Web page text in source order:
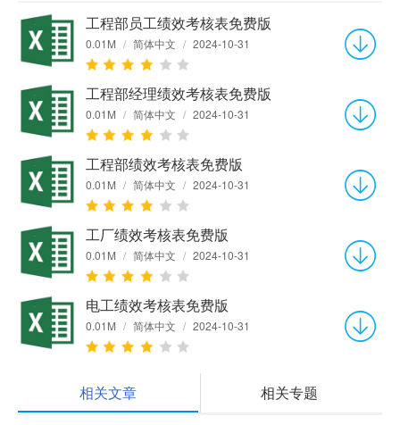
工程部员工绩效考核表免费版
0.01M / 简体中文 / 2024-10-31
工程部经理绩效考核表免费版
0.01M / 简体中文 / 2024-10-31
工程部绩效考核表免费版
0.01M / 简体中文 / 2024-10-31
工厂绩效考核表免费版
0.01M / 简体中文 / 2024-10-31
电工绩效考核表免费版
0.01M / 简体中文 / 2024-10-31
相关文章 相关专题